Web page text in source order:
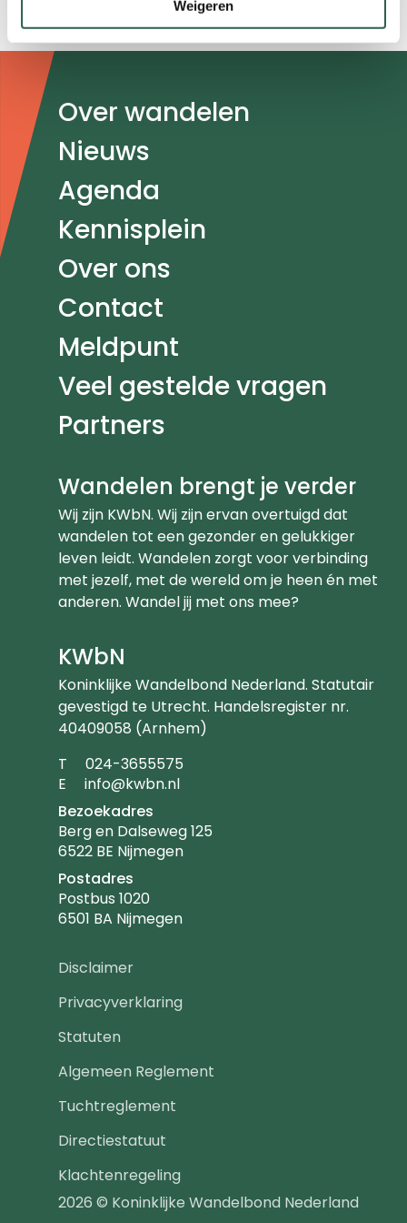
Weigeren
compressiesokken het wandelen leuker.”
Doormat
navigatie
Over wandelen
Nieuws
Agenda
Kennisplein
Over ons
Contact
Meldpunt
Veel gestelde vragen
Partners
Wandelen brengt je verder
Wij zijn KWbN. Wij zijn ervan overtuigd dat
wandelen tot een gezonder en gelukkiger
leven leidt. Wandelen zorgt voor verbinding
met jezelf, met de wereld om je heen én met
anderen. Wandel jij met ons mee?
KWbN
Koninklijke Wandelbond Nederland. Statutair
gevestigd te Utrecht. Handelsregister nr.
40409058 (Arnhem)
T Telefoonnummer
024-3655575
E Emailadres
info@kwbn.nl
Bezoekadres
Berg en Dalseweg 125
6522 BE Nijmegen
Postadres
Postbus 1020
6501 BA Nijmegen
2026 © Koninklijke Wandelbond Nederland
Footer
navigatie
Disclaimer
Privacyverklaring
Statuten
Algemeen Reglement
Tuchtreglement
Directiestatuut
Klachtenregeling